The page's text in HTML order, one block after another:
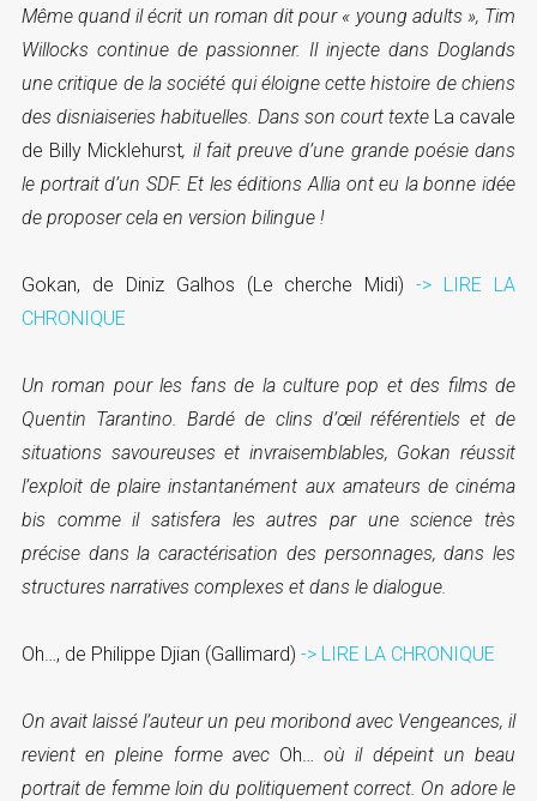
Même quand il écrit un roman dit pour « young adults », Tim
Willocks continue de passionner. Il injecte dans Doglands
une critique de la société qui éloigne cette histoire de chiens
des disniaiseries habituelles. Dans son court texte La cavale
de Billy Micklehurst, il fait preuve d’une grande poésie dans
le portrait d’un SDF. Et les éditions Allia ont eu la bonne idée
de proposer cela en version bilingue !
Gokan, de Diniz Galhos (Le cherche Midi)-> LIRE LA
CHRONIQUE
Un roman pour les fans de la culture pop et des films de
Quentin Tarantino. Bardé de clins d’œil référentiels et de
situations savoureuses et invraisemblables, Gokan réussit
l’exploit de plaire instantanément aux amateurs de cinéma
bis comme il satisfera les autres par une science très
précise dans la caractérisation des personnages, dans les
structures narratives complexes et dans le dialogue.
Oh…, de Philippe Djian (Gallimard) -> LIRE LA CHRONIQUE
On avait laissé l’auteur un peu moribond avec Vengeances, il
revient en pleine forme avec Oh… où il dépeint un beau
portrait de femme loin du politiquement correct. On adore le